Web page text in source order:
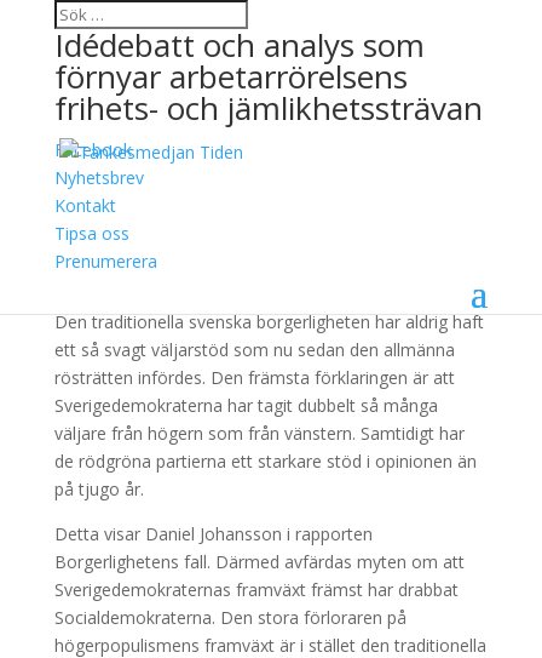
Idédebatt och analys som
förnyar arbetarrörelsens
frihets- och jämlikhetssträvan
Facebook
Nyhetsbrev
Kontakt
Tipsa oss
Prenumerera
Borgerlighetens fall
8 juni, 2026
Den traditionella svenska borgerligheten har aldrig haft
ett så svagt väljarstöd som nu sedan den allmänna
rösträtten infördes. Den främsta förklaringen är att
Sverigedemokraterna har tagit dubbelt så många
väljare från högern som från vänstern. Samtidigt har
de rödgröna partierna ett starkare stöd i opinionen än
på tjugo år.
Detta visar Daniel Johansson i rapporten
Borgerlighetens fall. Därmed avfärdas myten om att
Sverigedemokraternas framväxt främst har drabbat
Socialdemokraterna. Den stora förloraren på
högerpopulismens framväxt är i stället den traditionella